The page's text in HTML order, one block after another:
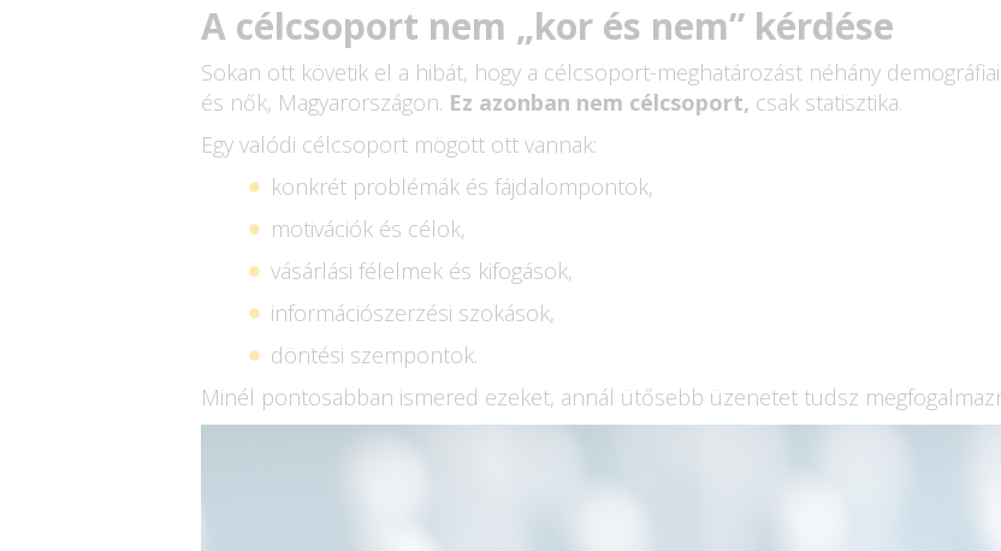
A célcsoport nem „kor és nem” kérdése
Sokan ott követik el a hibát, hogy a célcsoport-meghatározást néhány
és nők, Magyarországon. Ez azonban nem célcsoport, csak statisztika.
Egy valódi célcsoport mögött ott vannak:
konkrét problémák és fájdalompontok,
motivációk és célok,
vásárlási félelmek és kifogások,
információszerzési szokások,
döntési szempontok.
Minél pontosabban ismered ezeket, annál ütősebb üzenetet tudsz